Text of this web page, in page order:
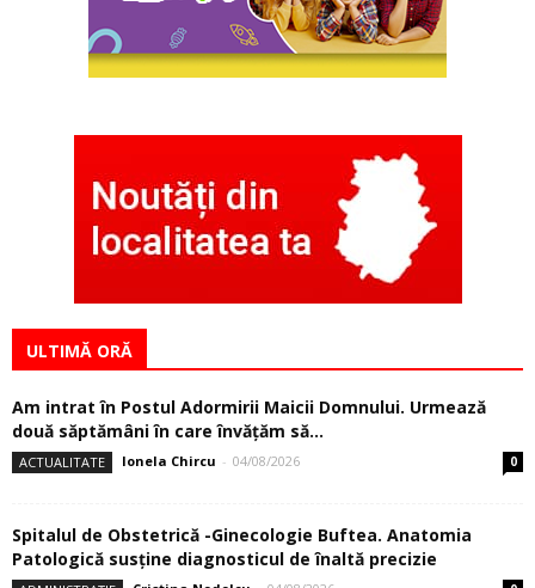
ULTIMĂ ORĂ
Am intrat în Postul Adormirii Maicii Domnului. Urmează
două săptămâni în care învăţăm să...
ACTUALITATE Ionela Chircu - 04/08/2026 0
Spitalul de Obstetrică -Ginecologie Buftea. Anatomia
Patologică susţine diagnosticul de înaltă precizie